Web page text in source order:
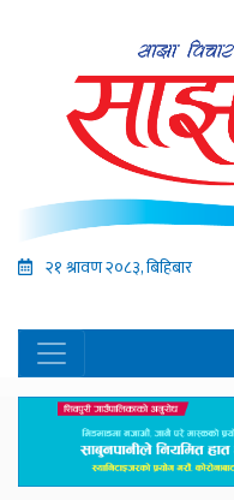
२१ श्रावण २०८३, बिहिबार